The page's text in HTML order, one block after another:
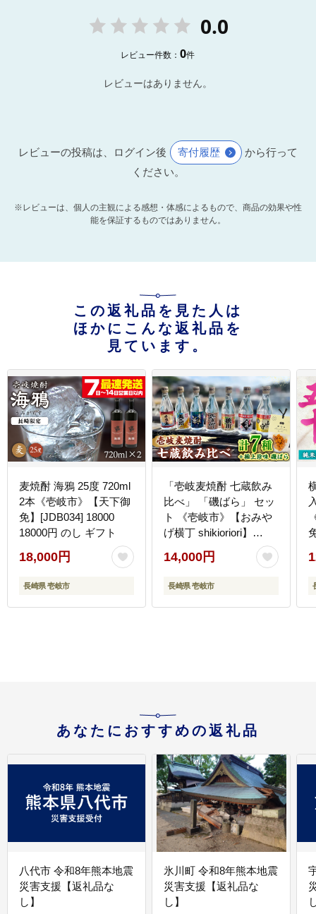
0.0
レビュー件数：0件
レビューはありません。
レビューの投稿は、ログイン後 寄付履歴
から行って
ください。
※レビューは、個人の主観による感想・体感によるもので、商品の効果や性
能を保証するものではありません。
この返礼品を見た人は
ほかにこんな返礼品を
見ています。
麦焼酎 海鴉 25度 720ml
2本《壱岐市》【天下御
免】[JDB034] 18000
18000円 のし ギフト
18,000円
長崎県 壱岐市
「壱岐麦焼酎 七蔵飲み
比べ」 「磯ばら」 セッ
ト 《壱岐市》【おみや
げ横丁 shikioriori】
[JGS004]
14,000円
長崎県 壱岐市
あなたにおすすめの返礼品
八代市 令和8年熊本地震
災害支援【返礼品な
し】
氷川町 令和8年熊本地震
災害支援【返礼品な
し】